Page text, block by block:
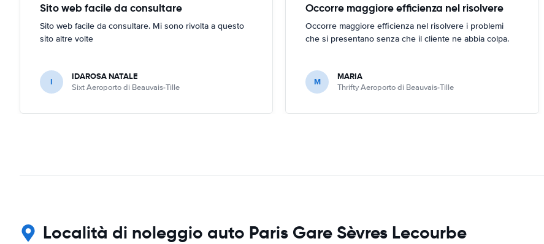
Sito web facile da consultare
Sito web facile da consultare. Mi sono rivolta a questo
sito altre volte
I IDAROSA NATALE
Sixt Aeroporto di Beauvais-Tille
Occorre maggiore efficienza nel risolvere
Occorre maggiore efficienza nel risolvere i problemi
che si presentano senza che il cliente ne abbia colpa.
M MARIA
Thrifty Aeroporto di Beauvais-Tille
Località di noleggio auto Paris Gare Sèvres Lecourbe